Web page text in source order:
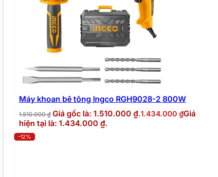
Máy khoan bê tông Ingco RGH9028-2 800W
1.510.000₫ Giá gốc là: 1.510.000 ₫.1.434.000 ₫Giá
hiện tại là: 1.434.000 ₫.
-12%